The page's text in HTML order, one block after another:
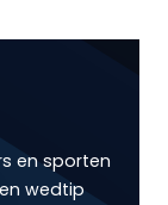
en sporten
wedtip